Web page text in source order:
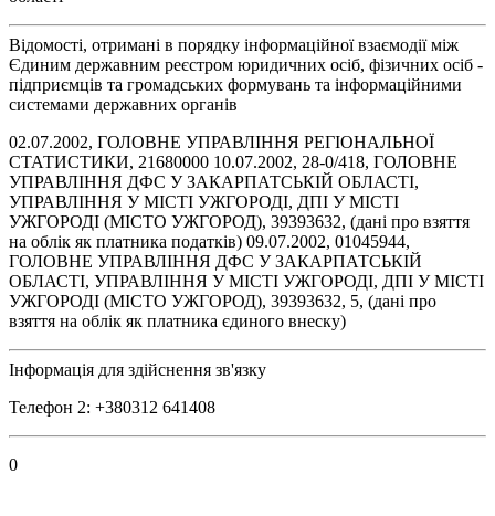
Відомості, отримані в порядку інформаційної взаємодії між
Єдиним державним реєстром юридичних осіб, фізичних осіб -
підприємців та громадських формувань та інформаційними
системами державних органів
02.07.2002, ГОЛОВНЕ УПРАВЛІННЯ РЕГІОНАЛЬНОЇ
СТАТИСТИКИ, 21680000 10.07.2002, 28-0/418, ГОЛОВНЕ
УПРАВЛIННЯ ДФС У ЗАКАРПАТСЬКIЙ ОБЛАСТI,
УПРАВЛIННЯ У МIСТI УЖГОРОДI, ДПI У МIСТI
УЖГОРОДI (МIСТО УЖГОРОД), 39393632, (дані про взяття
на облік як платника податків) 09.07.2002, 01045944,
ГОЛОВНЕ УПРАВЛIННЯ ДФС У ЗАКАРПАТСЬКIЙ
ОБЛАСТI, УПРАВЛIННЯ У МIСТI УЖГОРОДI, ДПI У МIСТI
УЖГОРОДI (МIСТО УЖГОРОД), 39393632, 5, (дані про
взяття на облік як платника єдиного внеску)
Інформація для здійснення зв'язку
Телефон 2: +380312 641408
0